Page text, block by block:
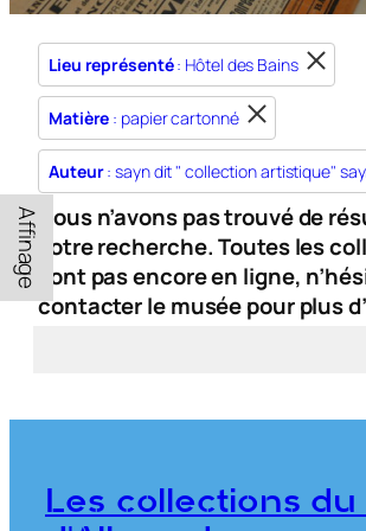
Lieu représenté: Hôtel des Bains
Matière : papier cartonné
Auteur: sayn dit " collection artistique"
Nous n’avons pas trouvé de
votre recherche. Toutes les
sont pas encore en ligne,
contacter le musée pour plus
Affinage
Les collections du